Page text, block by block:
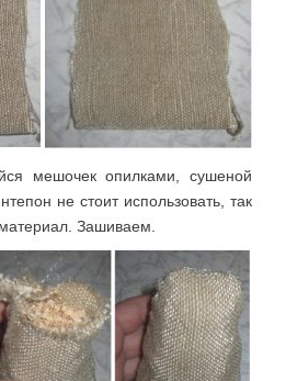
мешочек опилками, сушеной
не стоит использовать, так
Зашиваем.